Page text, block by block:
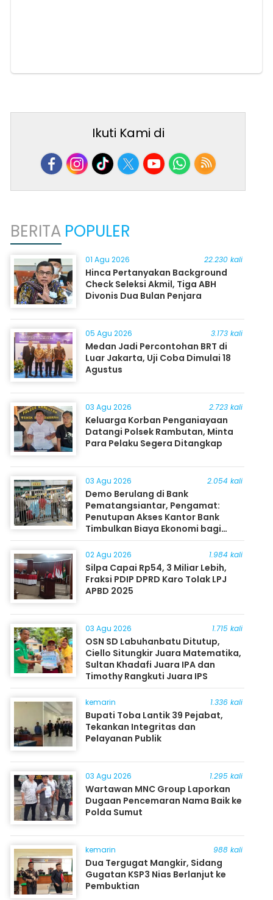
Ikuti Kami di
BERITA POPULER
01 Agu 2026 22.230 kali
Hinca Pertanyakan Background
Check Seleksi Akmil, Tiga ABH
Divonis Dua Bulan Penjara
05 Agu 2026 3.173 kali
Medan Jadi Percontohan BRT di
Luar Jakarta, Uji Coba Dimulai 18
Agustus
03 Agu 2026 2.723 kali
Keluarga Korban Penganiayaan
Datangi Polsek Rambutan, Minta
Para Pelaku Segera Ditangkap
03 Agu 2026 2.054 kali
Demo Berulang di Bank
Pematangsiantar, Pengamat:
Penutupan Akses Kantor Bank
Timbulkan Biaya Ekonomi bagi
Masyarakat
02 Agu 2026 1.984 kali
Silpa Capai Rp54, 3 Miliar Lebih,
Fraksi PDIP DPRD Karo Tolak LPJ
APBD 2025
03 Agu 2026 1.715 kali
OSN SD Labuhanbatu Ditutup,
Ciello Situngkir Juara Matematika,
Sultan Khadafi Juara IPA dan
Timothy Rangkuti Juara IPS
kemarin 1.336 kali
Bupati Toba Lantik 39 Pejabat,
Tekankan Integritas dan
Pelayanan Publik
03 Agu 2026 1.295 kali
Wartawan MNC Group Laporkan
Dugaan Pencemaran Nama Baik ke
Polda Sumut
kemarin 988 kali
Dua Tergugat Mangkir, Sidang
Gugatan KSP3 Nias Berlanjut ke
Pembuktian